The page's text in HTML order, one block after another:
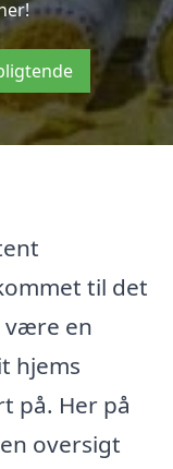
til det
være en
hjems
på. Her på
oversigt